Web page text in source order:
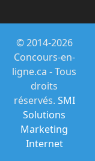
© 2014-2026
Concours-en-
ligne.ca - Tous
droits
réservés. SMI
Solutions
Marketing
Internet